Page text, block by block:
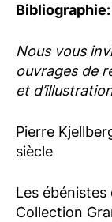
Bibliographie:
Nous vous
ouvrages de
et
Pierre
siècle
Les ébénistes
Collection